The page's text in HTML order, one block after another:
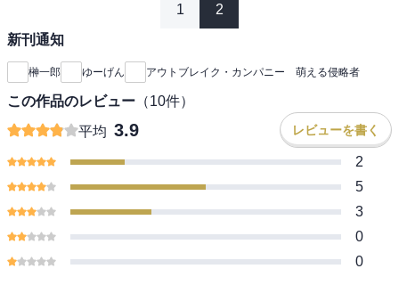
1 2
新刊通知
榊一郎 ゆーげん アウトブレイク・カンパニー 萌える侵略者
この作品のレビュー （10件）
平均 3.9 レビューを書く
2
5
3
0
0